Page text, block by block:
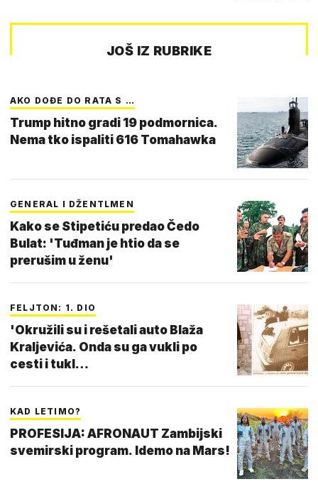
JOŠ IZ RUBRIKE
AKO DOĐE DO RATA S …
Trump hitno gradi 19 podmornica.
Nema tko ispaliti 616 Tomahawka
GENERAL I DŽENTLMEN
Kako se Stipetiću predao Čedo
Bulat: 'Tuđman je htio da se
prerušim u ženu'
FELJTON: 1. DIO
'Okružili su i rešetali auto Blaža
Kraljevića. Onda su ga vukli po
cesti i tukl…
KAD LETIMO?
PROFESIJA: AFRONAUT Zambijski
svemirski program. Idemo na Mars!